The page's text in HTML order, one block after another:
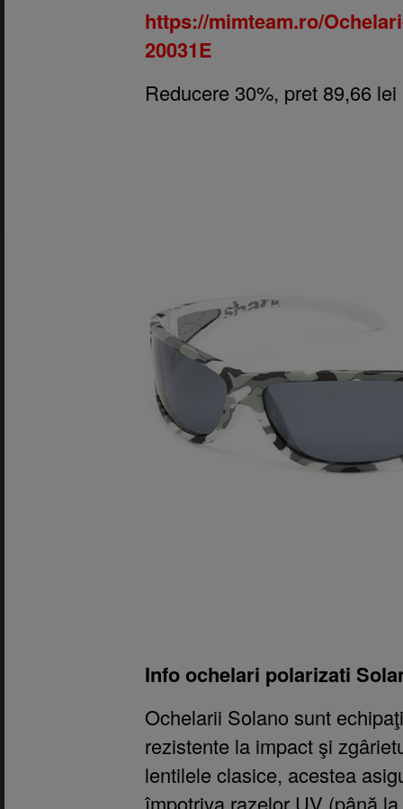
https://mimteam.ro/
20031E
Reducere 30%, pret 89,66 lei
Info ochelari polarizati
Ochelarii Solano sunt
rezistente la impact şi
lentilele clasice, acestea
împotriva razelor UV (până